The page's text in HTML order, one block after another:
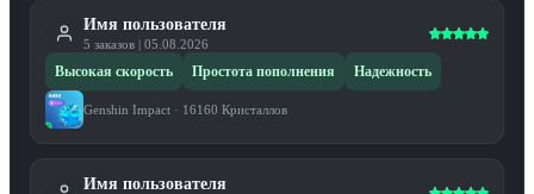
Имя пользователя
5 заказов | 05.08.2026
Высокая скорость Простота пополнения Надежность
Genshin Impact · 16160 Кристаллов
Имя пользователя